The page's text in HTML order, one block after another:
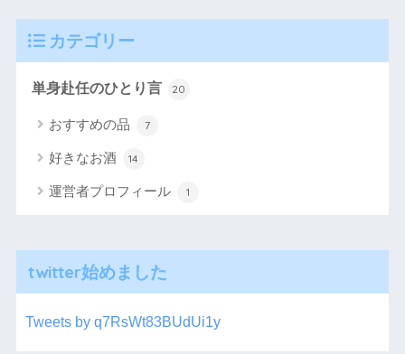
カテゴリー
単身赴任のひとり言 20
おすすめの品 7
好きなお酒 14
運営者プロフィール 1
twitter始めました
Tweets by q7RsWt83BUdUi1y